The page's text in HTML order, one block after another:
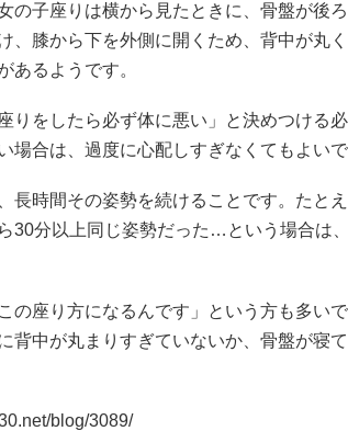
の子座りは横から見たときに、骨盤が後
、膝から下を外側に開くため、背中が丸
あるようです。
りをしたら必ず体に悪い」と決めつける
場合は、過度に心配しすぎなくてもよい
長時間その姿勢を続けることです。たと
30分以上同じ姿勢だった…という場合は
の座り方になるんです」という方も多い
背中が丸まりすぎていないか、骨盤が寝
blog/3089/